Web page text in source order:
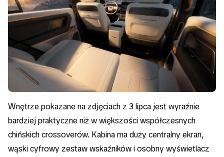
Wnętrze pokazane na zdjęciach z 3 lipca jest wyraźnie
bardziej praktyczne niż w większości współczesnych
chińskich crossoverów. Kabina ma duży centralny ekran,
wąski cyfrowy zestaw wskaźników i osobny wyświetlacz